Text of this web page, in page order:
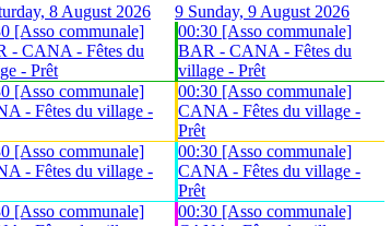
8 August 2026
[Asso communale]
- CANA - Fêtes du
- Prêt
[Asso communale]
- Fêtes du village -
[Asso communale]
- Fêtes du village -
[Asso communale]
9 Sunday, 9 August 2026
00:30 [Asso communale]
BAR - CANA - Fêtes du
village - Prêt
00:30 [Asso communale]
CANA - Fêtes du village -
Prêt
00:30 [Asso communale]
CANA - Fêtes du village -
Prêt
00:30 [Asso communale]